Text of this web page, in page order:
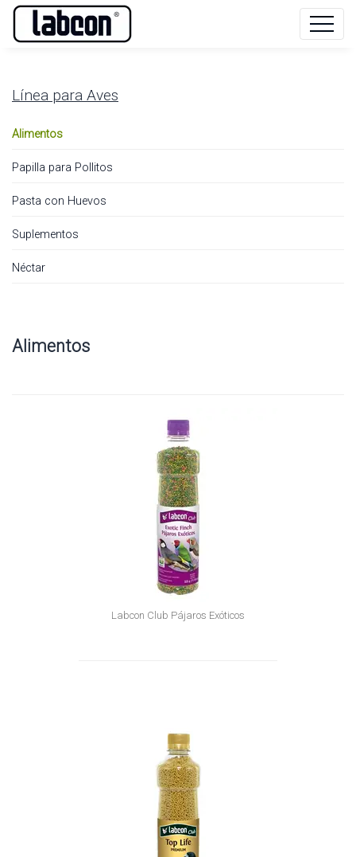
Línea para Aves
Alimentos
Papilla para Pollitos
Pasta con Huevos
Suplementos
Néctar
Alimentos
Labcon Club Pájaros Exóticos